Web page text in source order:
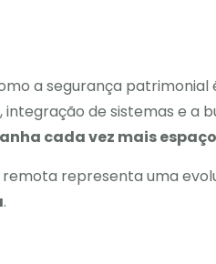
a segurança patrimonial
integração de sistemas e a
cada vez mais espaço
representa uma
.